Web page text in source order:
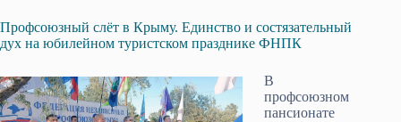
Профсоюзный слёт в Крыму. Единство и состязательный
дух на юбилейном туристском празднике ФНПК
В
профсоюзном
пансионате